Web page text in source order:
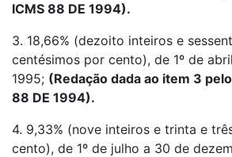
ICMS 88 DE 1994).
3. 18,66% (dezoito inteiros e
centésimos por cento), de 1º de
1995; (Redação dada ao item 3
88 DE 1994).
4. 9,33% (nove inteiros e trinta e
cento), de 1º de julho a 30 de